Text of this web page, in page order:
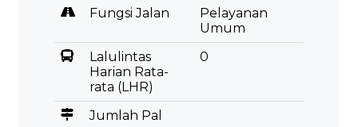
Fungsi Jalan
Pelayanan
Umum
Lalulintas
Harian Rata-
rata (LHR)
0
Jumlah Pal